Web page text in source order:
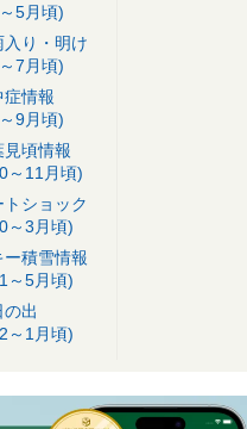
5月頃)
入り・明け
7月頃)
症情報
9月頃)
見頃情報
～11月頃)
トショック
～3月頃)
ー積雪情報
～5月頃)
の出
～1月頃)